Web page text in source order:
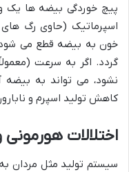
پیچ خوردگی بیضه ها یک
اسپرماتیک (حاوی رگ های
خون به بیضه قطع می
گردد. اگر به سرعت
نشود، می تواند به بیضه
کاهش تولید اسپرم و
اختلالات هورمونی
سیستم تولید مثل مردان